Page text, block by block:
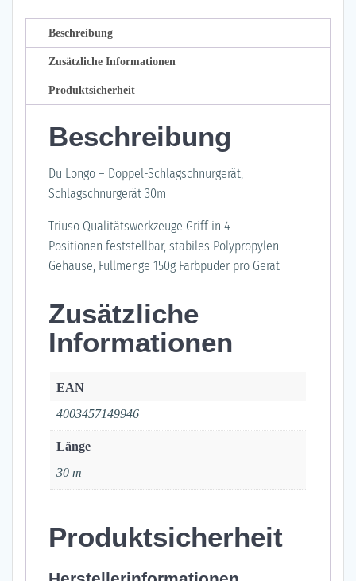
MengeBeschreibung
Zusätzliche Informationen
Produktsicherheit
Beschreibung
Du Longo – Doppel-Schlagschnurgerät,
Schlagschnurgerät 30m
Triuso Qualitätswerkzeuge Griff in 4
Positionen feststellbar, stabiles Polypropylen-
Gehäuse, Füllmenge 150g Farbpuder pro Gerät
Zusätzliche
Informationen
EAN
4003457149946
Länge
30 m
Produktsicherheit